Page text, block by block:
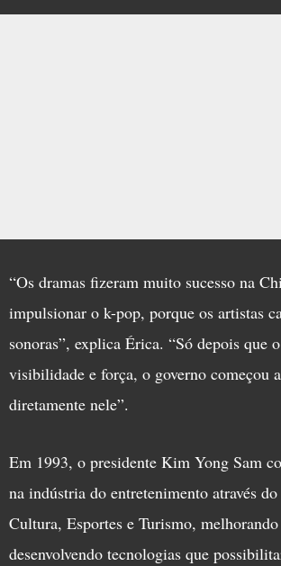
“Os dramas fizeram muito sucesso na
impulsionar o k-pop, porque os artistas
sonoras”, explica Érica. “Só depois que
visibilidade e força, o governo começou
diretamente nele”.
Em 1993, o presidente Kim Yong Sam
na indústria do entretenimento através
Cultura, Esportes e Turismo,
desenvolvendo tecnologias que